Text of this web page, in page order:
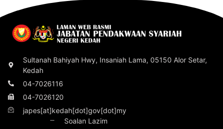
Sultanah Bahiyah Hwy, Insaniah Lama, 05150 Alor Setar,
Kedah
04-7026116
04-7026120
japes[at]kedah[dot]gov[dot]my
Soalan Lazim